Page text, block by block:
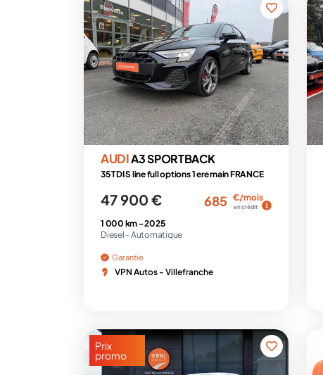
AUDIA3 SPORTBACK
35 TDI S line full options 1 ere main FRANCE
47 900 € 685 €/mois
en crédit
1 000 km -2025
Diesel - Automatique
Garantie
VPN Autos - Villefranche
Prix
promo